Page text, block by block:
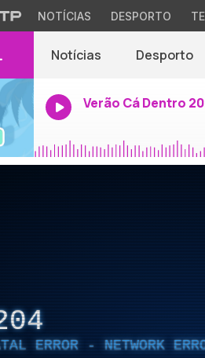
NOTÍCIAS DESPORTO
Notícias Desporto
Verão Cá Dentro
ERROR - NETWORK